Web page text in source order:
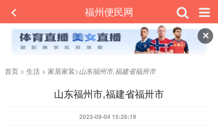
✕
福州便民网
首页 > 生活 > 家居家装>山东福州市,福建省福卅市
山东福州市,福建省福卅市
2023-09-04 15:26:19